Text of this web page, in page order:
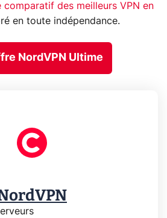
comparatif des meilleurs VPN en
en toute indépendance.
NordVPN Ultime